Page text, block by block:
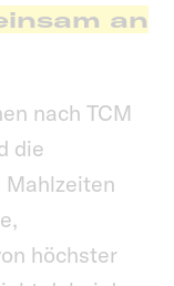
an
nach TCM
die
Mahlzeiten
höchster